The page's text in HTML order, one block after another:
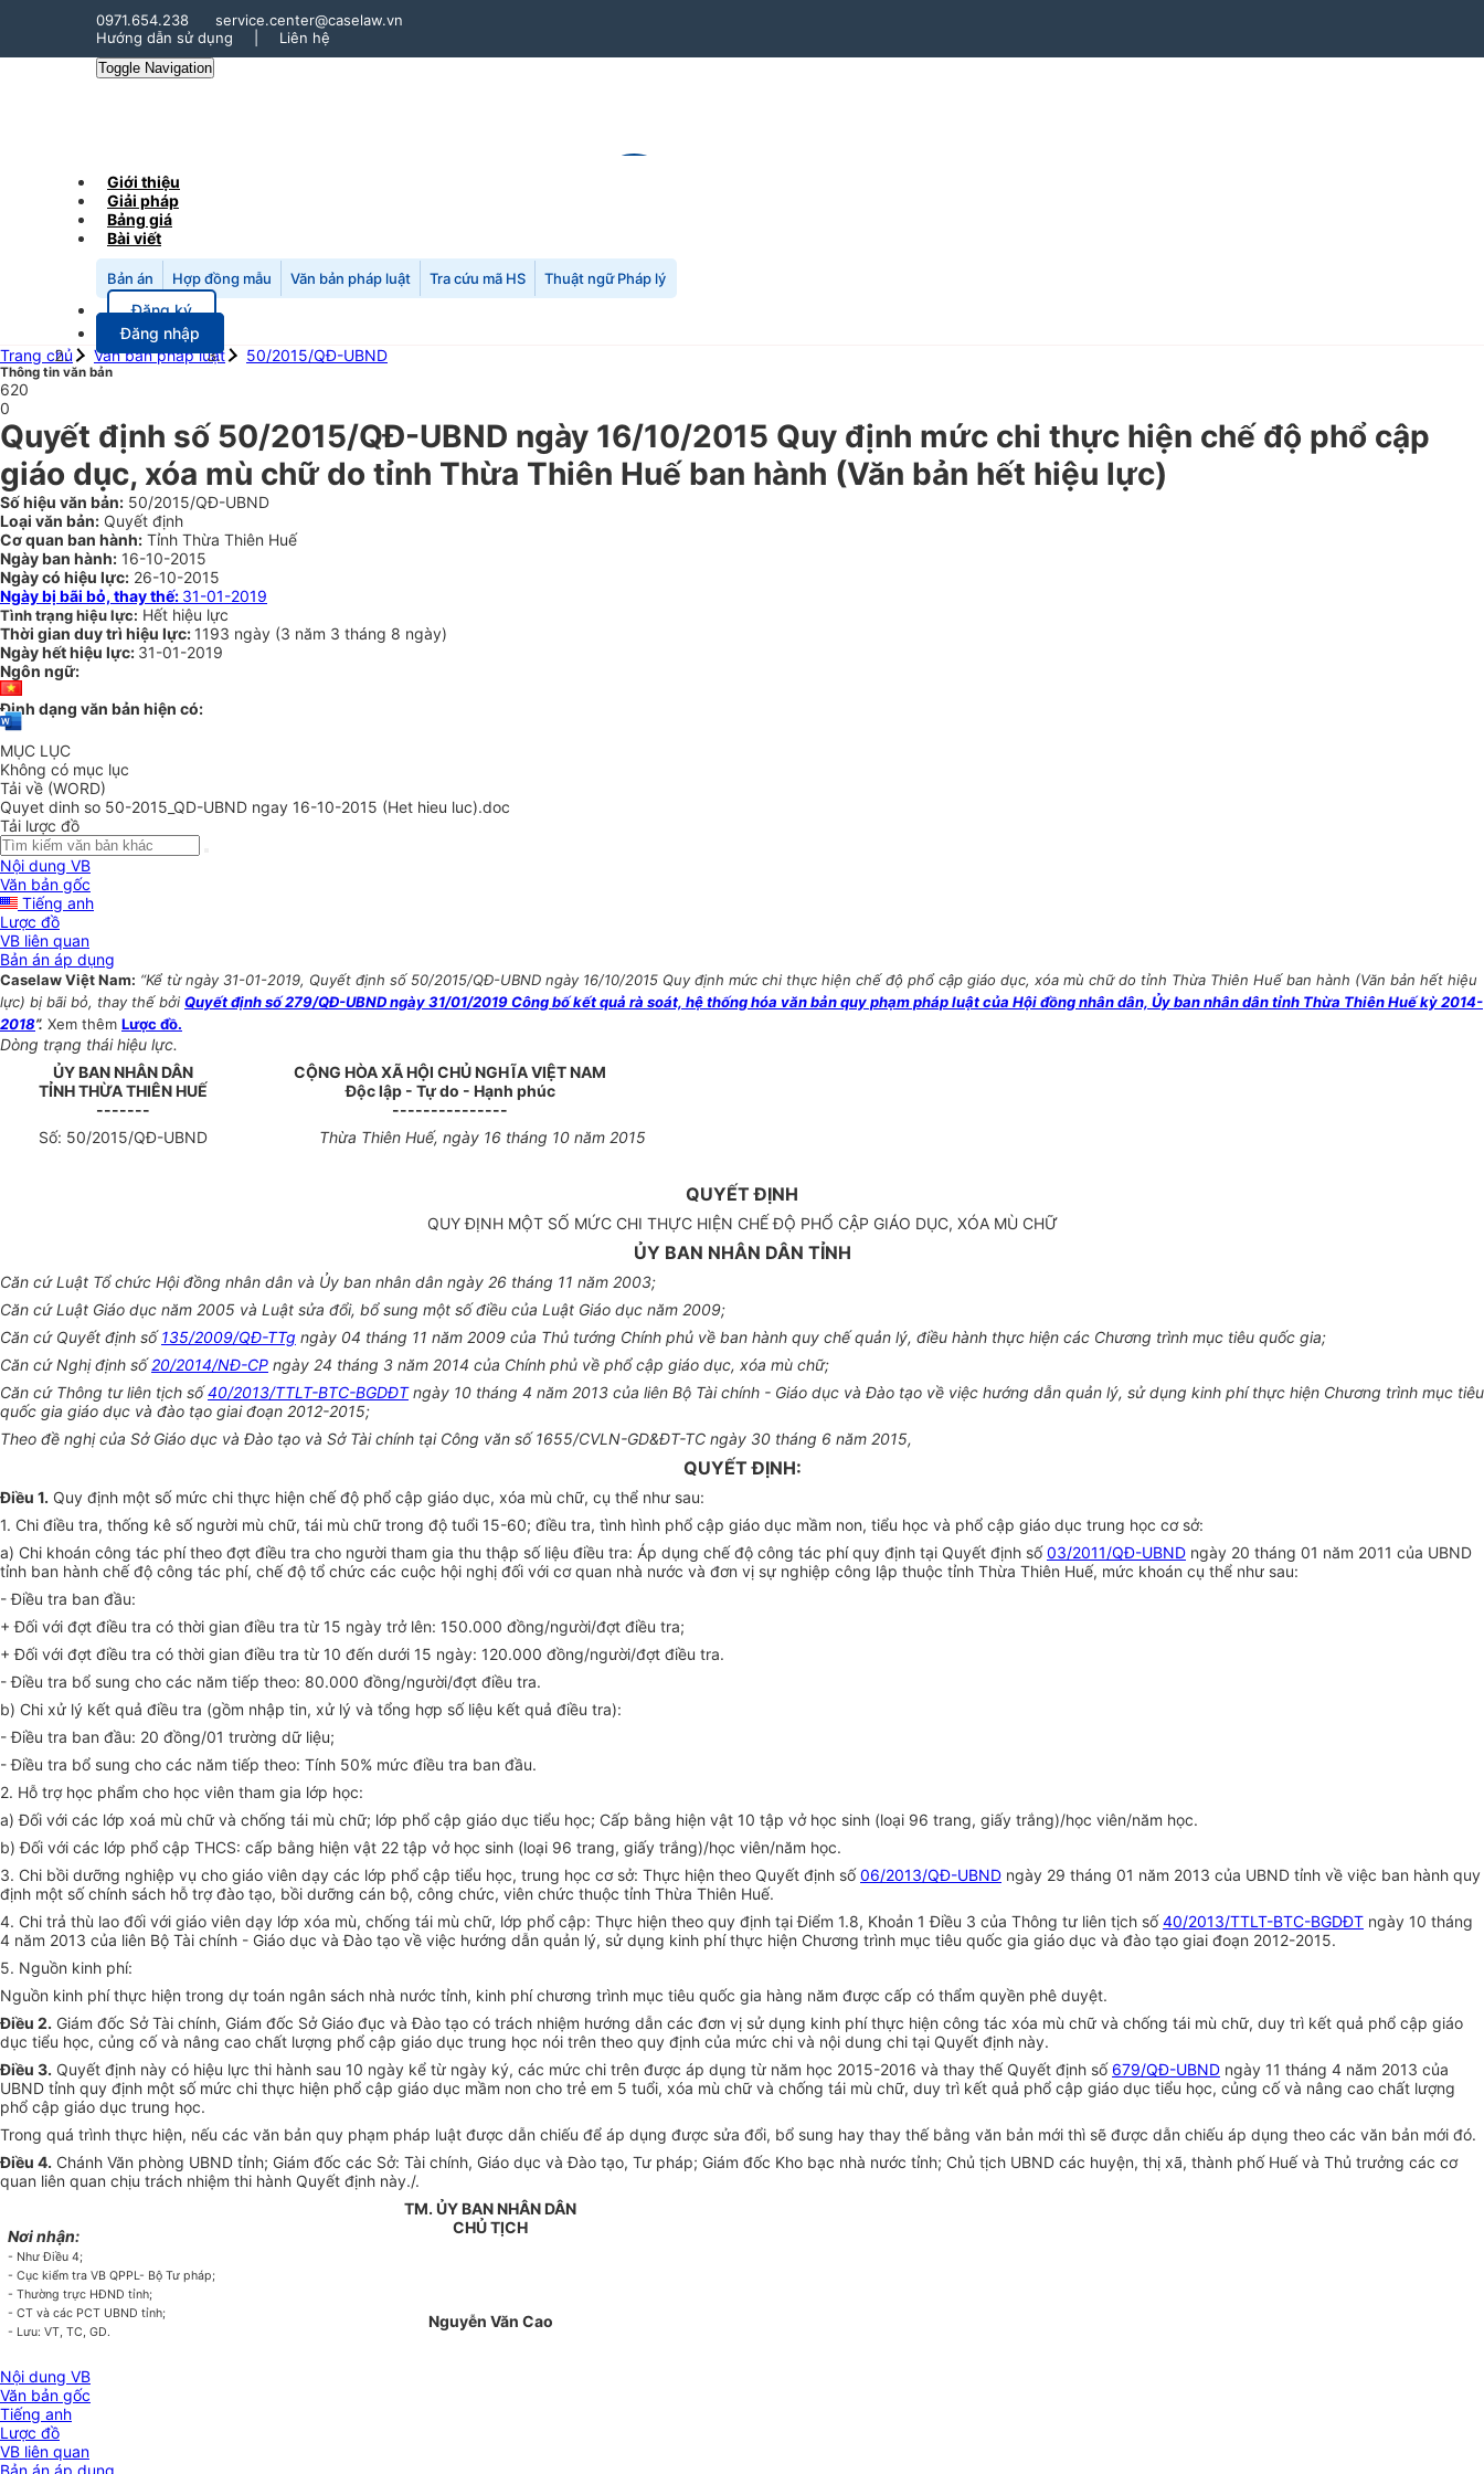
0971.654.238
service.center@caselaw.vn
Hướng dẫn sử dụng
Liên hệ
Toggle Navigation
Giới thiệu
Giải pháp
Bảng giá
Bài viết
Bản án Hợp đồng mẫu Văn bản pháp luật Tra cứu mã HS Thuật ngữ Pháp lý
Đăng ký
Đăng nhập
Trang chủ
Văn bản pháp luật 50/2015/QĐ-UBND
Thông tin văn bản
620
0
Quyết định số 50/2015/QĐ-UBND ngày 16/10/2015 Quy định mức chi thực hiện chế độ phổ cập
giáo dục, xóa mù chữ do tỉnh Thừa Thiên Huế ban hành (Văn bản hết hiệu lực)
Số hiệu văn bản: 50/2015/QĐ-UBND
Loại văn bản: Quyết định
Cơ quan ban hành: Tỉnh Thừa Thiên Huế
Ngày ban hành: 16-10-2015
Ngày có hiệu lực: 26-10-2015
Ngày bị bãi bỏ, thay thế: 31-01-2019
Tình trạng hiệu lực: Hết hiệu lực
Thời gian duy trì hiệu lực: 1193 ngày (3 năm 3 tháng 8 ngày)
Ngày hết hiệu lực: 31-01-2019
Ngôn ngữ:
Định dạng văn bản hiện có:
MỤC LỤC
Không có mục lục
Tải về (WORD)
Quyet dinh so 50-2015_QD-UBND ngay 16-10-2015 (Het hieu luc).doc
Tải lược đồ
Nội dung VB
Văn bản gốc
Tiếng anh
Lược đồ
VB liên quan
Bản án áp dụng
Caselaw Việt Nam: “Kể từ ngày 31-01-2019, Quyết định số 50/2015/QĐ-UBND ngày 16/10/2015 Quy định mức chi thực hiện chế độ phổ cập giáo dục, xóa mù chữ do tỉnh Thừa Thiên Huế ban hành (Văn bản hết hiệu
lực) bị bãi bỏ, thay thế bởi Quyết định số 279/QĐ-UBND ngày 31/01/2019 Công bố kết quả rà soát, hệ thống hóa văn bản quy phạm pháp luật của Hội đồng nhân dân, Ủy ban nhân dân tỉnh Thừa Thiên Huế kỳ 2014-
2018”. Xem thêm Lược đồ.
Dòng trạng thái hiệu lực.
ỦY BAN NHÂN DÂN
TỈNH THỪA THIÊN HUẾ
-------
CỘNG HÒA XÃ HỘI CHỦ NGHĨA VIỆT NAM
Độc lập - Tự do - Hạnh phúc
---------------
Số: 50/2015/QĐ-UBND Thừa Thiên Huế, ngày 16tháng 10năm 2015
QUYẾT ĐỊNH
QUY ĐỊNH MỘT SỐ MỨC CHI THỰC HIỆN CHẾ ĐỘ PHỔ CẬP GIÁO DỤC, XÓA MÙ CHỮ
ỦY BAN NHÂN DÂN TỈNH
Căn cứ Luật Tổ chức Hội đồng nhân dân và Ủy ban nhân dân ngày 26 tháng 11 năm 2003;
Căn cứ Luật Giáo dục năm 2005 và Luật sửa đổi, bổ sung một số điều của Luật Giáo dục năm 2009;
Căn cứ Quyết định số135/2009/QĐ-TTg ngày 04 tháng 11 năm 2009 của Thủ tướng Chính phủ về ban hành quy chế quản lý, điều hành thực hiện các Chương trình mục tiêu quốc gia;
Căn cứ Nghị định số20/2014/NĐ-CP ngày 24 tháng 3 năm 2014 của Chính phủ về phổcập giáo dục, xóa mù chữ;
Căn cứ Thông tư liên tịch số40/2013/TTLT-BTC-BGDĐTngày 10 tháng 4 năm 2013 của liên Bộ Tài chính - Giáo dục và Đào tạo về việc hướng dẫn quản lý, sử dụng kinh phí thực hiện Chương trình mục tiêu
quốc gia giáo dục và đào tạo giai đoạn 2012-2015;
Theo đề nghị của Sở Giáo dục và Đào tạo và Sở Tài chính tại Công văn số 1655/CVLN-GD&ĐT-TC ngày 30 tháng 6 năm 2015,
QUYẾT ĐỊNH:
Điều 1. Quy định một số mức chi thực hiện chế độ phổ cập giáo dục, xóa mù chữ, cụ thể như sau:
1. Chi điều tra, thống kê số người mù chữ, tái mù chữ trong độ tuổi 15-60; điều tra, tình hình phổ cập giáo dục mầm non, tiểu học và phổ cập giáo dục trung học cơ sở:
a) Chi khoán công tác phí theo đợt điều tra cho người tham gia thu thập số liệu điều tra: Áp dụng chếđộ công tác phí quy định tại Quyết định số03/2011/QĐ-UBND ngày 20 tháng 01 năm 2011 của UBND
tỉnh ban hành chế độ công tác phí, chế độ tổ chức các cuộc hội nghị đối với cơ quan nhà nước và đơn vị sự nghiệp công lập thuộc tỉnh Thừa Thiên Huế, mức khoán cụ thể như sau:
-Điều tra ban đầu:
+ Đối với đợt điều tra có thời gian điều tra từ 15 ngày trở lên: 150.000 đồng/người/đợt điều tra;
+ Đối với đợt điều tra có thời gian điều tra từ 10 đến dưới 15 ngày: 120.000 đồng/người/đợt điều tra.
-Điều tra bổ sung cho các năm tiếp theo: 80.000 đồng/người/đợt điều tra.
b) Chi xử lý kết quả điều tra (gồm nhập tin, xử lý và tổng hợp số liệu kết quả điều tra):
-Điều tra ban đầu: 20 đồng/01 trường dữ liệu;
-Điều tra bổ sung cho các năm tiếp theo: Tính 50% mức điều tra ban đầu.
2. Hỗ trợ học phẩm cho học viên tham gia lớp học:
a) Đối với các lớp xoá mù chữ và chống tái mù chữ; lớp phổ cập giáo dục tiểu học; Cấp bằng hiện vật 10 tập vở học sinh (loại 96 trang, giấy trắng)/học viên/năm học.
b)Đối với các lớp phổ cập THCS: cấp bằng hiện vật 22 tập vở học sinh (loại 96 trang, giấy trắng)/học viên/năm học.
3. Chi bồi dưỡng nghiệp vụ cho giáo viên dạy các lớp phổ cập tiểu học, trung học cơ sở: Thực hiện theo Quyết định số06/2013/QĐ-UBND ngày 29 tháng 01 năm 2013 của UBND tỉnh về việc ban hành quy
định một số chính sách hỗ trợ đào tạo, bồi dưỡng cán bộ, công chức, viên chức thuộc tỉnh Thừa Thiên Huế.
4. Chi trả thù lao đối với giáo viên dạy lớp xóa mù, chống tái mù chữ, lớp phổ cập: Thực hiện theo quy định tại Điểm 1.8, Khoản 1 Điều 3 của Thông tư liên tịch số40/2013/TTLT-BTC-BGDĐT ngày 10 tháng
4 năm 2013 của liên Bộ Tài chính - Giáo dục và Đào tạo về việc hướng dẫn quản lý, sử dụng kinh phí thực hiện Chương trình mục tiêu quốc gia giáo dục và đào tạo giai đoạn 2012-2015.
5. Nguồn kinh phí:
Nguồn kinh phí thực hiện trong dự toán ngân sách nhà nước tỉnh, kinh phíchương trình mục tiêu quốc gia hàng năm được cấp có thẩm quyền phê duyệt.
Điều 2. Giám đốc Sở Tài chính, Giám đốc Sở Giáo đục và Đào tạo có trách nhiệm hướng dẫn các đơn vị sử dụng kinh phí thực hiện công tác xóa mù chữ và chống tái mù chữ, duy trì kết quả phổ cập giáo
dục tiểu học, củng cố và nâng cao chất lượng phổ cập giáo dục trung học nói trên theo quy định của mức chi và nội dung chi tại Quyết định này.
Điều 3. Quyết định này có hiệu lực thi hành sau 10 ngày kể từ ngày ký, các mức chi trên được áp dụng từ năm học 2015-2016 và thay thế Quyết định số 679/QĐ-UBND ngày 11 tháng 4 năm 2013 của
UBND tỉnh quy định một số mức chi thực hiện phổ cập giáo dục mầm non cho trẻ em 5 tuổi, xóa mù chữ và chống tái mù chữ, duy trì kết quả phổ cập giáo dục tiểu học, củng cố và nâng cao chất lượng
phổ cập giáo dục trung học.
Trong quá trình thực hiện, nếu các văn bản quy phạm pháp luật được dẫn chiếu để áp dụng được sửa đổi, bổ sung hay thay thế bằng văn bản mới thì sẽ được dẫn chiếu áp dụng theo các văn bản mới đó.
Điều 4. Chánh Văn phòng UBND tỉnh; Giám đốc các Sở: Tài chính, Giáo dục và Đào tạo, Tư pháp; Giám đốc Kho bạc nhà nước tỉnh; Chủ tịch UBND các huyện, thị xã, thành phố Huế và Thủ trưởng các cơ
quan liên quan chịu trách nhiệm thi hành Quyết định này./.
Nơi nhận:
- Như Điều 4;
-Cục kiểm tra VB QPPL- Bộ Tư pháp;
-Thường trực HĐND tỉnh;
-CT và các PCT UBND tỉnh;
- Lưu: VT, TC, GD.
TM. ỦY BAN NHÂN DÂN
CHỦTỊCH
Nguyễn Văn Cao
Nội dung VB
Văn bản gốc
Tiếng anh
Lược đồ
VB liên quan
Bản án áp dụng